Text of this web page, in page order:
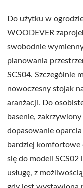
Do użytku w
WOODEVER
swobodnie
planowania
SCS04. Szczególnie
nowoczesny stojak
aranżacji. Do
basenie,
dopasowanie
bardziej komfortowe
się do modeli SCS02
usługę, z